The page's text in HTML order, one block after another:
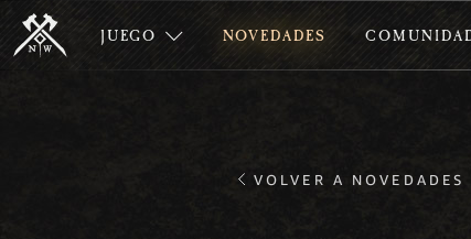
JUEGO NOVEDADES
VOLVER A NOVEDADES